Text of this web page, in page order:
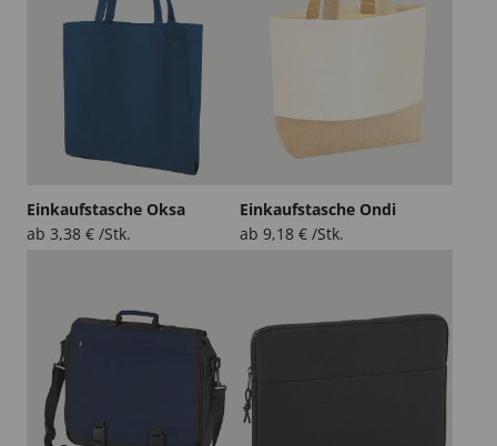
Einkaufstasche Oksa
ab 3,38 € /Stk.
Einkaufstasche Ondi
ab 9,18 € /Stk.